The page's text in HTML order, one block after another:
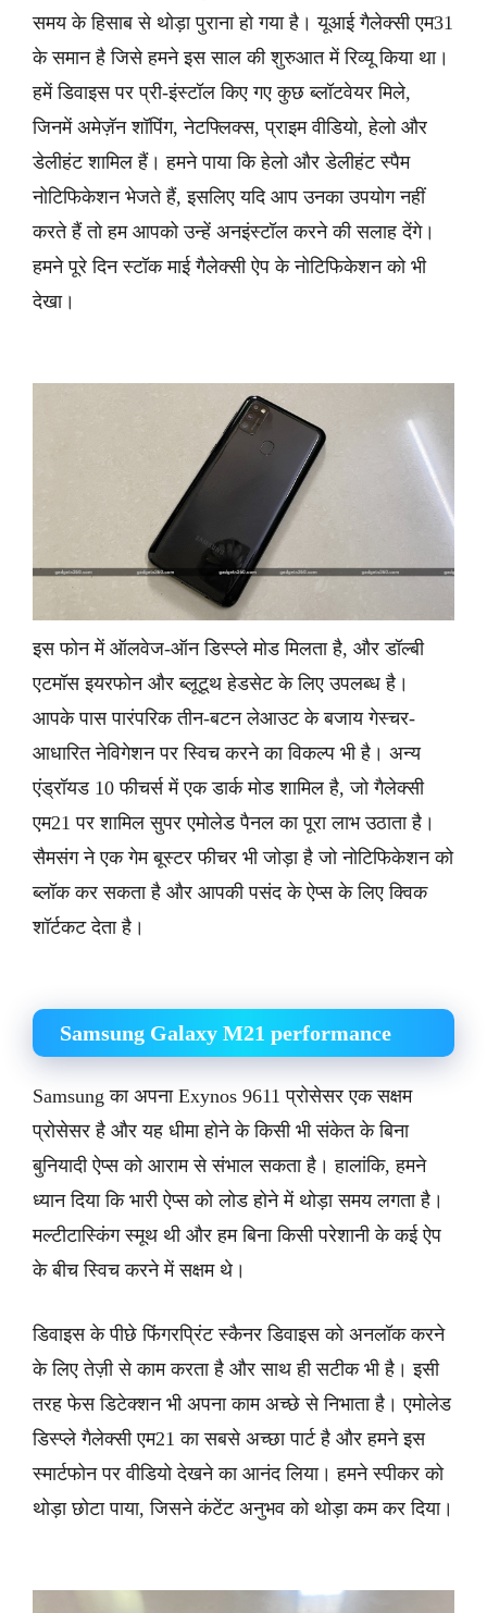
समय के हिसाब से थोड़ा पुराना हो गया है। यूआई गैलेक्सी एम31
के समान है जिसे हमने इस साल की शुरुआत में रिव्यू किया था।
हमें डिवाइस पर प्री-इंस्टॉल किए गए कुछ ब्लॉटवेयर मिले,
जिनमें अमेज़ॅन शॉपिंग, नेटफ्लिक्स, प्राइम वीडियो, हेलो और
डेलीहंट शामिल हैं। हमने पाया कि हेलो और डेलीहंट स्पैम
नोटिफिकेशन भेजते हैं, इसलिए यदि आप उनका उपयोग नहीं
करते हैं तो हम आपको उन्हें अनइंस्टॉल करने की सलाह देंगे।
हमने पूरे दिन स्टॉक माई गैलेक्सी ऐप के नोटिफिकेशन को भी
देखा।
इस फोन में ऑलवेज-ऑन डिस्प्ले मोड मिलता है, और डॉल्बी
एटमॉस इयरफोन और ब्लूटूथ हेडसेट के लिए उपलब्ध है।
आपके पास पारंपरिक तीन-बटन लेआउट के बजाय गेस्चर-
आधारित नेविगेशन पर स्विच करने का विकल्प भी है। अन्य
एंड्रॉयड 10 फीचर्स में एक डार्क मोड शामिल है, जो गैलेक्सी
एम21 पर शामिल सुपर एमोलेड पैनल का पूरा लाभ उठाता है।
सैमसंग ने एक गेम बूस्टर फीचर भी जोड़ा है जो नोटिफिकेशन को
ब्लॉक कर सकता है और आपकी पसंद के ऐप्स के लिए क्विक
शॉर्टकट देता है।
Samsung Galaxy M21 performance
Samsung का अपना Exynos 9611 प्रोसेसर एक सक्षम
प्रोसेसर है और यह धीमा होने के किसी भी संकेत के बिना
बुनियादी ऐप्स को आराम से संभाल सकता है। हालांकि, हमने
ध्यान दिया कि भारी ऐप्स को लोड होने में थोड़ा समय लगता है।
मल्टीटास्किंग स्मूथ थी और हम बिना किसी परेशानी के कई ऐप
के बीच स्विच करने में सक्षम थे।
डिवाइस के पीछे फिंगरप्रिंट स्कैनर डिवाइस को अनलॉक करने
के लिए तेज़ी से काम करता है और साथ ही सटीक भी है। इसी
तरह फेस डिटेक्शन भी अपना काम अच्छे से निभाता है। एमोलेड
डिस्प्ले गैलेक्सी एम21 का सबसे अच्छा पार्ट है और हमने इस
स्मार्टफोन पर वीडियो देखने का आनंद लिया। हमने स्पीकर को
थोड़ा छोटा पाया, जिसने कंटेंट अनुभव को थोड़ा कम कर दिया।